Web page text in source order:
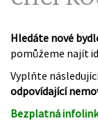
Hledáte nové
pomůžeme najít
Vyplňte
odpovídající
Bezplatná